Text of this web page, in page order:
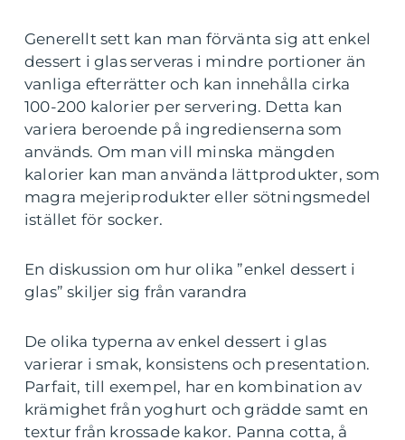
Generellt sett kan man förvänta sig att enkel
dessert i glas serveras i mindre portioner än
vanliga efterrätter och kan innehålla cirka
100-200 kalorier per servering. Detta kan
variera beroende på ingredienserna som
används. Om man vill minska mängden
kalorier kan man använda lättprodukter, som
magra mejeriprodukter eller sötningsmedel
istället för socker.
En diskussion om hur olika ”enkel dessert i
glas” skiljer sig från varandra
De olika typerna av enkel dessert i glas
varierar i smak, konsistens och presentation.
Parfait, till exempel, har en kombination av
krämighet från yoghurt och grädde samt en
textur från krossade kakor. Panna cotta, å